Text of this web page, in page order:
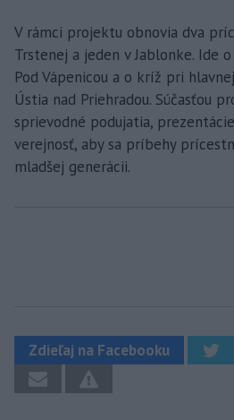
V rámci projektu obnovia dva
Trstenej a jeden v Jablonke. Ide
Pod Vápenicou a o kríž pri
Ústia nad Priehradou. Súčasťou
sprievodné podujatia,
verejnosť, aby sa príbehy
mladšej generácii.
Zdieľaj na Facebooku